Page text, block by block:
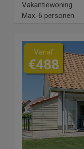
Vakantiewoning
Max. 6 personen
Vanaf
€488